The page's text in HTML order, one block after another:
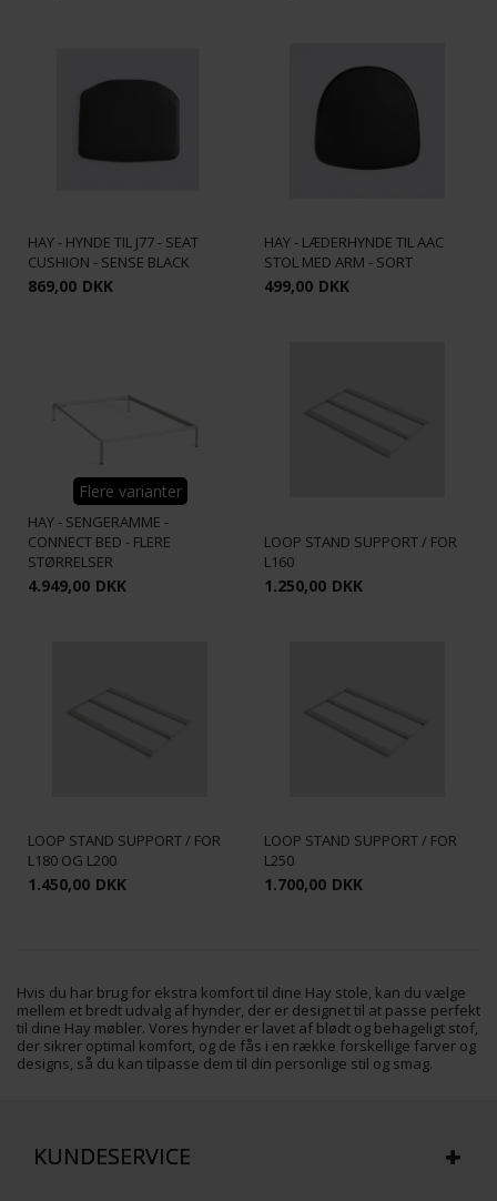
HAY - HYNDE TIL J77 - SEAT
CUSHION - SENSE BLACK
869,00 DKK
HAY - LÆDERHYNDE TIL AAC
STOL MED ARM - SORT
499,00 DKK
Flere varianter
HAY - SENGERAMME -
CONNECT BED - FLERE
STØRRELSER
4.949,00 DKK
LOOP STAND SUPPORT / FOR
L160
1.250,00 DKK
LOOP STAND SUPPORT / FOR
L180 OG L200
1.450,00 DKK
LOOP STAND SUPPORT / FOR
L250
1.700,00 DKK
Hvis du har brug for ekstra komfort til dine Hay stole, kan du vælge
mellem et bredt udvalg af hynder, der er designet til at passe perfekt
til dine Hay møbler. Vores hynder er lavet af blødt og behageligt stof,
der sikrer optimal komfort, og de fås i en række forskellige farver og
designs, så du kan tilpasse dem til din personlige stil og smag.
KUNDESERVICE